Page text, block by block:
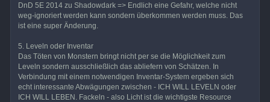
DnD 5E 2014 zu Shadowdark => Endlich eine Gefahr, welche nicht
weg-ignoriert werden kann sondern überkommen werden muss. Das
ist eine super Änderung.
5. Leveln oder Inventar
Das Töten von Monstern bringt nicht per se die Möglichkeit zum
Leveln sondern ausschließlich das abliefern von Schätzen. In
Verbindung mit einem notwendigen Inventar-System ergeben sich
echt interessante Abwägungen zwischen - ICH WILL LEVELN oder
ICH WILL LEBEN. Fackeln - also Licht ist die wichtigste Resource